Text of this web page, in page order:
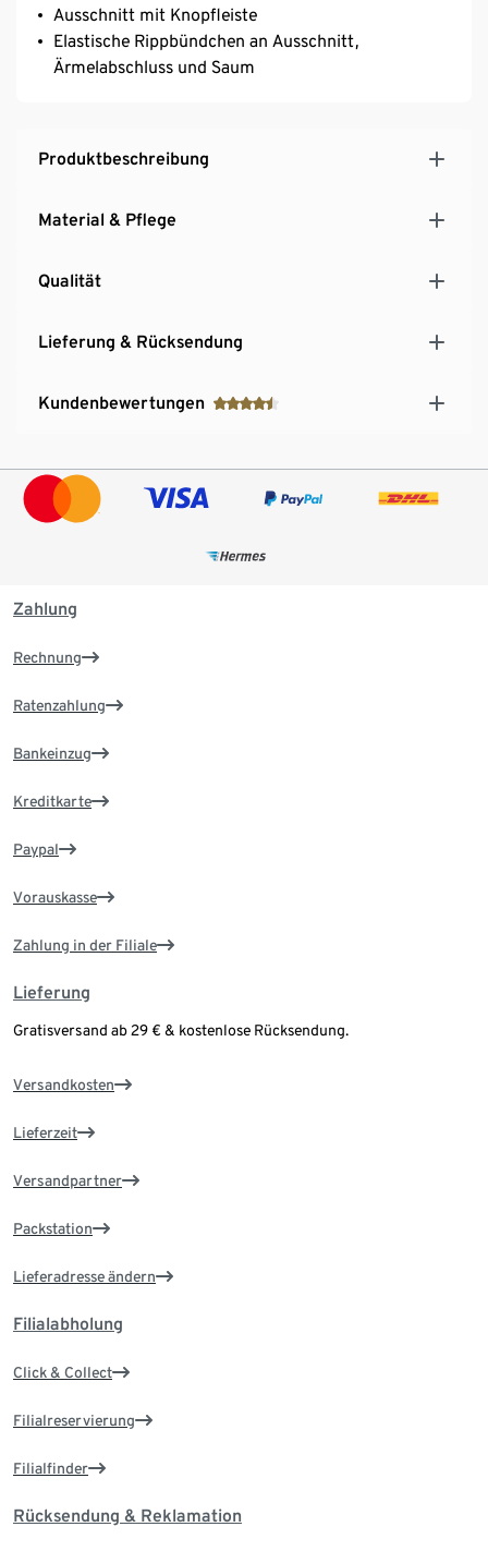
Ausschnitt mit Knopfleiste
Elastische Rippbündchen an Ausschnitt,
Ärmelabschluss und Saum
Produktbeschreibung
Material & Pflege
Qualität
Lieferung & Rücksendung
Kundenbewertungen
Zahlung
Rechnung
Ratenzahlung
Bankeinzug
Kreditkarte
Paypal
Vorauskasse
Zahlung in der Filiale
Lieferung
Gratisversand ab 29 € & kostenlose Rücksendung.
Versandkosten
Lieferzeit
Versandpartner
Packstation
Lieferadresse ändern
Filialabholung
Click & Collect
Filialreservierung
Filialfinder
Rücksendung & Reklamation